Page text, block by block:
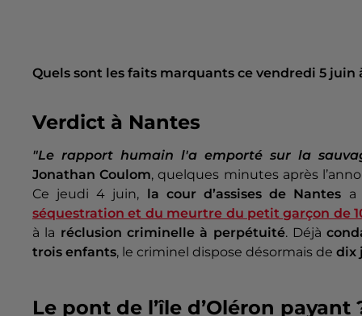
Quels sont les faits marquants ce vendredi 5 juin
Verdict à Nantes
"Le rapport humain l'a emporté sur la
Jonathan Coulom, quelques minutes après
Ce jeudi 4 juin, la cour d’assises de Nantes a
séquestration et du meurtre du petit garçon de
à la réclusion criminelle à perpétuité. Déjà
trois enfants, le criminel dispose désormais de dix
Le pont de l’île d’Oléron payant